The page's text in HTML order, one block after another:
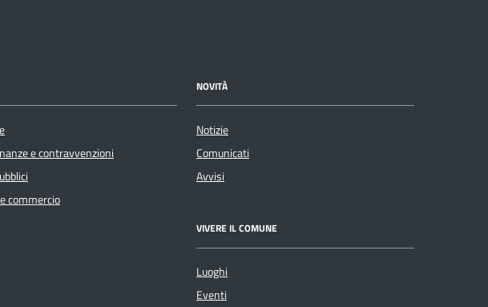
e contravvenzioni
commercio
NOVITÀ
Notizie
Comunicati
Avvisi
VIVERE IL COMUNE
Luoghi
Eventi